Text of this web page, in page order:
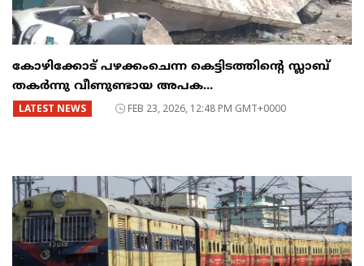
കോഴിക്കോട് പഴക്കംചെന്ന കെട്ടിടത്തിന്റെ സ്ലാബ്
തകർന്നു വീണുണ്ടായ അപക...
LATEST NEWS FEB 23, 2026, 12:48 PM GMT+0000